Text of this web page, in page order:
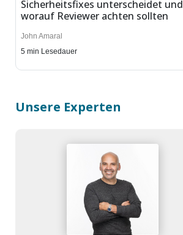
Sicherheitsfixes unterscheidet und
worauf Reviewer achten sollten
John Amaral
5 min Lesedauer
Unsere Experten